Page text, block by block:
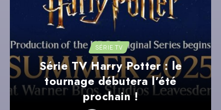
SÉRIE TV
Série TV Harry Potter : le
tournage débutera l’été
prochain !